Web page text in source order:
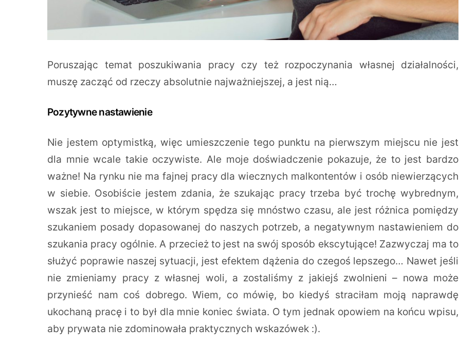
Poruszając temat poszukiwania pracy czy też rozpoczynania własnej działalności,
muszę zacząć od rzeczy absolutnie najważniejszej, a jest nią…
Pozytywne nastawienie
Nie jestem optymistką, więc umieszczenie tego punktu na pierwszym miejscu nie jest
dla mnie wcale takie oczywiste. Ale moje doświadczenie pokazuje, że to jest bardzo
ważne! Na rynku nie ma fajnej pracy dla wiecznych malkontentów i osób niewierzących
w siebie. Osobiście jestem zdania, że szukając pracy trzeba być trochę wybrednym,
wszak jest to miejsce, w którym spędza się mnóstwo czasu, ale jest różnica pomiędzy
szukaniem posady dopasowanej do naszych potrzeb, a negatywnym nastawieniem do
szukania pracy ogólnie. A przecież to jest na swój sposób ekscytujące! Zazwyczaj ma to
służyć poprawie naszej sytuacji, jest efektem dążenia do czegoś lepszego… Nawet jeśli
nie zmieniamy pracy z własnej woli, a zostaliśmy z jakiejś zwolnieni – nowa może
przynieść nam coś dobrego. Wiem, co mówię, bo kiedyś straciłam moją naprawdę
ukochaną pracę i to był dla mnie koniec świata. O tym jednak opowiem na końcu wpisu,
aby prywata nie zdominowała praktycznych wskazówek :).